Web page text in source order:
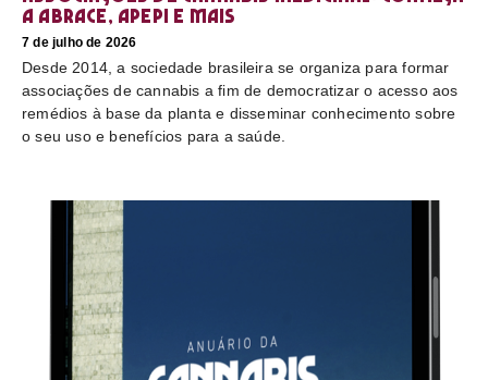
a Abrace, Apepi e mais
7 de julho de 2026
Desde 2014, a sociedade brasileira se organiza para formar
associações de cannabis a fim de democratizar o acesso aos
remédios à base da planta e disseminar conhecimento sobre
o seu uso e benefícios para a saúde.